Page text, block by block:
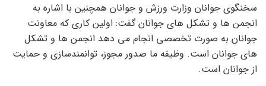
سخنگوی جوانان وزارت ورزش و جوانان همچنین با اشاره به
انجمن ها و تشکل های جوانان گفت: اولین کاری که معاونت
جوانان به صورت تخصصی انجام می دهد انجمن ها و تشکل
های جوانان است. وظیفه ما صدور مجوز، توانمندسازی و حمایت
از جوانان است.